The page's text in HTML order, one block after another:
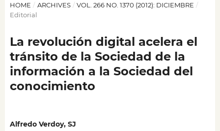
HOME / ARCHIVES / VOL. 266 NO. 1370 (2012): DICIEMBRE /
Editorial
La revolución digital acelera el
tránsito de la Sociedad de la
información a la Sociedad del
conocimiento
Alfredo Verdoy, SJ